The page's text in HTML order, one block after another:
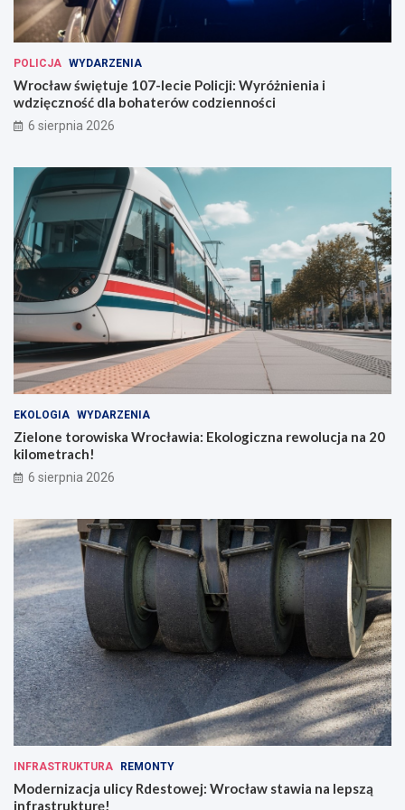
c
ł
w
i
u
POLICJA WYDARZENIA
Wrocław świętuje 107-lecie Policji: Wyróżnienia i
wdzięczność dla bohaterów codzienności
6 sierpnia 2026
EKOLOGIA WYDARZENIA
Zielone torowiska Wrocławia: Ekologiczna rewolucja na 20
kilometrach!
6 sierpnia 2026
INFRASTRUKTURA REMONTY
Modernizacja ulicy Rdestowej: Wrocław stawia na lepszą
infrastrukturę!